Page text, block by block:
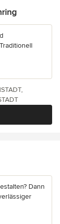
Dann